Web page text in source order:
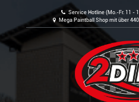
Service Hotline (Mo.-Fr. 11 -
Mega Paintball Shop mit über